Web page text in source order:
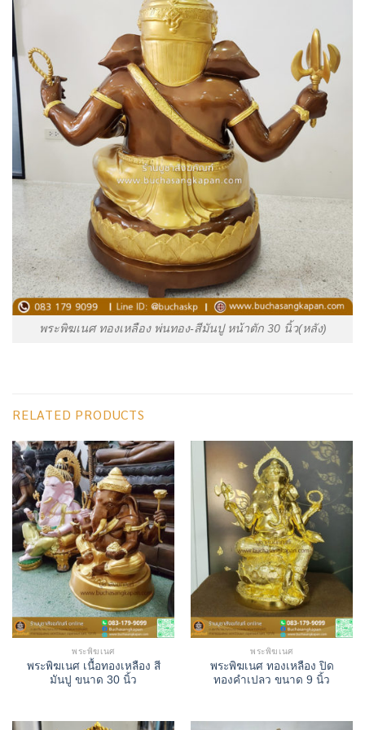
พระพิฆเนศ ทองเหลือง พ่นทอง-สีมันปู หน้าตัก 30 นิ้ว(หลัง)
RELATED PRODUCTS
พระพิฆเนศ
พระพิฆเนศ เนื้อทองเหลือง สี
มันปู ขนาด 30 นิ้ว
พระพิฆเนศ
พระพิฆเนศ ทองเหลือง ปิด
ทองคำเปลว ขนาด 9 นิ้ว